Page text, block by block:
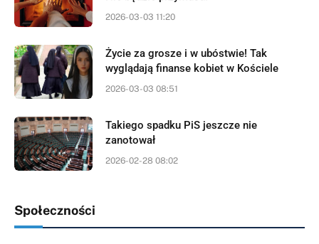
2026-03-03 11:20
Życie za grosze i w ubóstwie! Tak
wyglądają finanse kobiet w Kościele
2026-03-03 08:51
Takiego spadku PiS jeszcze nie
zanotował
2026-02-28 08:02
Społeczności